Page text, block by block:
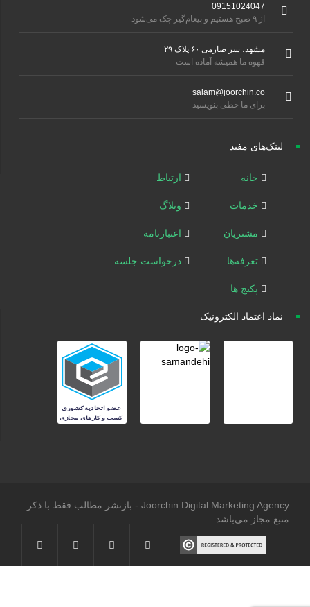
09151024047
مشهد، سر صارمی ۶۰ پلاک ۲۹
قهوه ما همیشه آماده است
salam@joorchin.co
برای ما خطی بنویسید
لینک‌های مفید
خانه
خدمات
مشتریان
تعرفه‌ها
پکیج ها
ارتباط
وبلاگ
اعتبارنامه
درخواست جلسه
نماد اعتماد الکترونیک
Joorchin Digital Marketing Agency - بازنشر مطالب فقط با ذکر
منبع مجاز می‌باشد